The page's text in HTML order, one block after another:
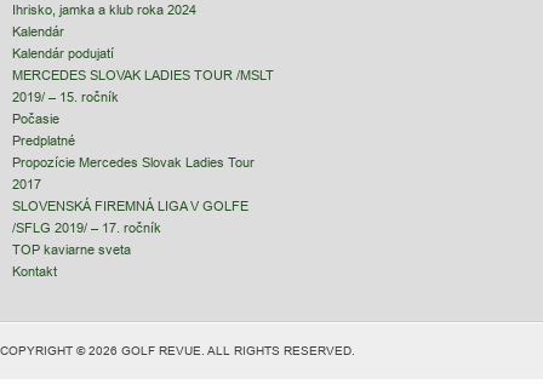
Ihrisko, jamka a klub roka 2024
Kalendár
Kalendár podujatí
MERCEDES SLOVAK LADIES TOUR /MSLT
2019/ – 15. ročník
Počasie
Predplatné
Propozície Mercedes Slovak Ladies Tour
2017
SLOVENSKÁ FIREMNÁ LIGA V GOLFE
/SFLG 2019/ – 17. ročník
TOP kaviarne sveta
Kontakt
COPYRIGHT © 2026 GOLF REVUE. ALL RIGHTS RESERVED.